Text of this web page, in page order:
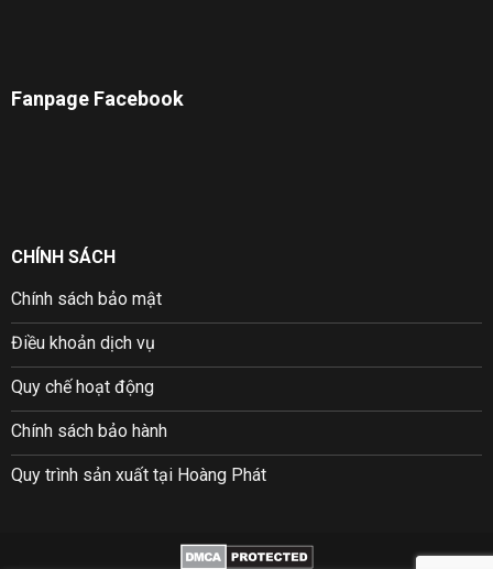
Fanpage Facebook
CHÍNH SÁCH
Chính sách bảo mật
Điều khoản dịch vụ
Quy chế hoạt động
Chính sách bảo hành
Quy trình sản xuất tại Hoàng Phát